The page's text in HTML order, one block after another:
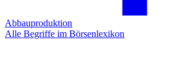
Abbauproduktion
Alle Begriffe im Börsenlexikon